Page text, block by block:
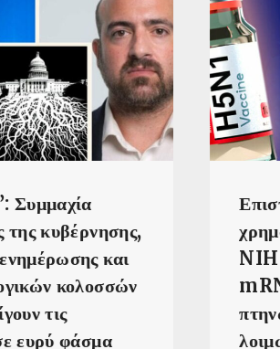
Συμμαχία
της κυβέρνησης,
και
κολοσσών
τις
ευρύ φάσμα
NIH